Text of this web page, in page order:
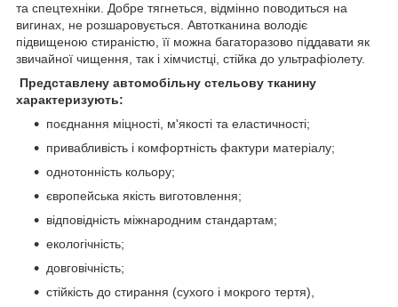
та спецтехніки. Добре тягнеться, відмінно поводиться на
вигинах, не розшаровується. Автотканина володіє
підвищеною стираністю, її можна багаторазово піддавати як
звичайної чищення, так і хімчистці, стійка до ультрафіолету.
Представлену автомобільну стельову тканину
характеризують:
поєднання міцності, м'якості та еластичності;
привабливість і комфортність фактури матеріалу;
однотонність кольору;
європейська якість виготовлення;
відповідність міжнародним стандартам;
екологічність;
довговічність;
стійкість до стирання (сухого і мокрого тертя),